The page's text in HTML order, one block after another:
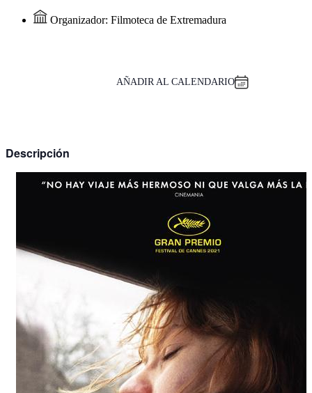
Organizador: Filmoteca de Extremadura
AÑADIR AL CALENDARIO
Descripción